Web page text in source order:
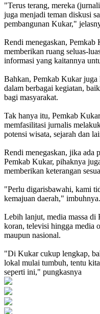
"Terus terang, mereka
juga menjadi teman diskusi
pembangunan Kukar,"
Rendi menegaskan,
memberikan ruang seluas-
informasi yang kaitannya
Bahkan, Pemkab Kukar juga
dalam berbagai kegiatan,
bagi masyarakat.
Tak hanya itu, Pemkab
memfasilitasi jurnalis
potensi wisata, sejarah dan
Rendi menegaskan, jika ada
Pemkab Kukar, pihaknya
memberikan keterangan
"Perlu digarisbawahi, kami
kemajuan daerah," imbuhnya.
Lebih lanjut, media massa
koran, televisi hingga media
maupun nasional.
"Di Kukar cukup lengkap,
lokal mulai tumbuh, tentu
seperti ini," pungkasnya